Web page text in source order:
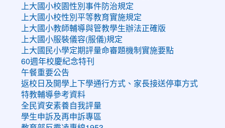
上大國小校園性別事件防治規定
上大國小校性別平等教育實施規定
上大國小教師輔導與管教學生辦法正確版
上大國小服裝儀容(服儀)規定
上大國民小學定期評量命審題機制實施要點
60週年校慶紀念特刊
午餐重要公告
返校日及開學上下學通行方式、家長接送停車方式
特教輔導參考資料
全民資安素養自我評量
學生申訴及再申訴專區